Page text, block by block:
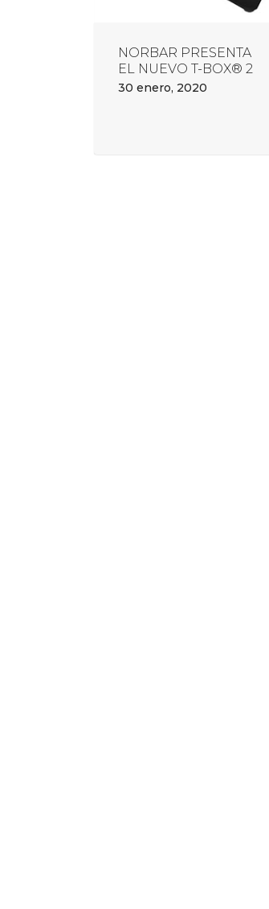
NORBAR PRESENTA
EL NUEVO T-BOX® 2
30 enero, 2020